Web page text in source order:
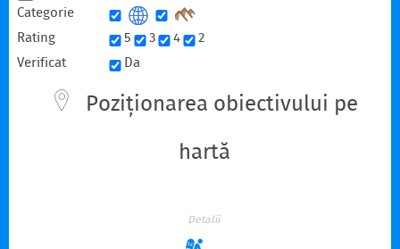
Categorie
Rating
5 3 4
2
Verificat
Da
Poziționarea obiectivului pe
hartă
Detalii